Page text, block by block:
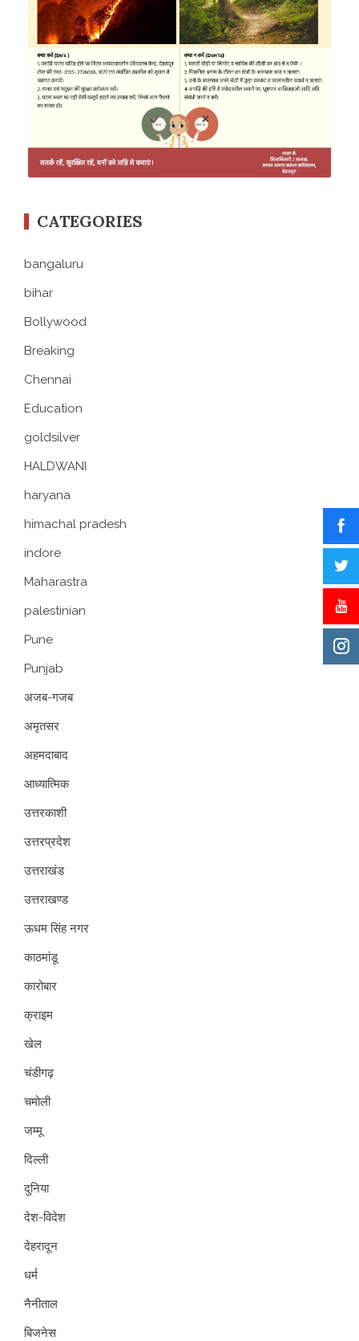
CATEGORIES
bangaluru
bihar
Bollywood
Breaking
Chennai
Education
goldsilver
HALDWANI
haryana
himachal pradesh
indore
Maharastra
palestinian
Pune
Punjab
अजब-गजब
अमृतसर
अहमदाबाद
आध्यात्मिक
उत्तरकाशी
उत्तरप्रदेश
उत्तराखंड
उत्तराखण्ड
ऊधम सिंह नगर
काठमांडू
कारोबार
क्राइम
खेल
चंडीगढ़
चमोली
जम्मू
दिल्ली
दुनिया
देश-विदेश
देहरादून
धर्म
नैनीताल
बिजनेस